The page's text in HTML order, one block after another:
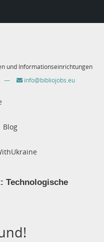
und Informationseinrichtungen
— info@bibliojobs.eu
Blog
Technologische